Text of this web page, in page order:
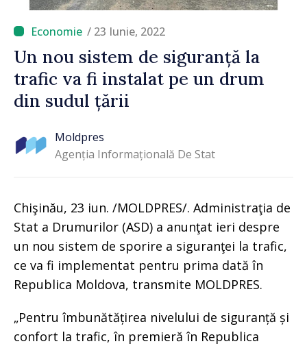
/ 23 Iunie, 2022
Un nou sistem de siguranță la
trafic va fi instalat pe un drum
din sudul țării
Moldpres
Agenția Informațională De Stat
Chişinău, 23 iun. /MOLDPRES/. Administraţia de
Stat a Drumurilor (ASD) a anunţat ieri despre
un nou sistem de sporire a siguranţei la trafic,
ce va fi implementat pentru prima dată în
Republica Moldova, transmite MOLDPRES.
„Pentru îmbunătățirea nivelului de siguranță și
confort la trafic, în premieră în Republica